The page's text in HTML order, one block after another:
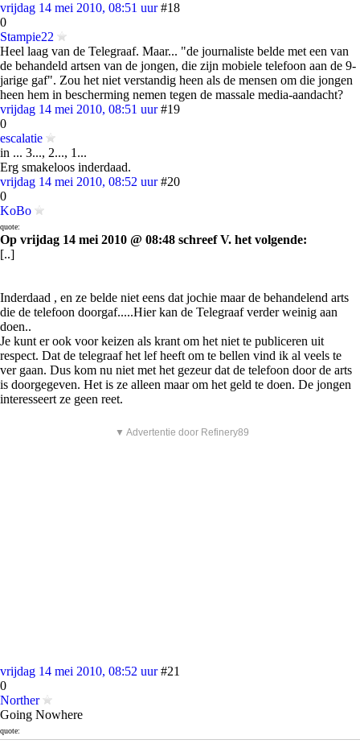
vrijdag 14 mei 2010, 08:51 uur #18
0
Stampie22
Heel laag van de Telegraaf. Maar... "de journaliste belde met een van
de behandeld artsen van de jongen, die zijn mobiele telefoon aan de 9-
jarige gaf". Zou het niet verstandig heen als de mensen om die jongen
heen hem in bescherming nemen tegen de massale media-aandacht?
vrijdag 14 mei 2010, 08:51 uur #19
0
escalatie
in ... 3..., 2..., 1...
Erg smakeloos inderdaad.
vrijdag 14 mei 2010, 08:52 uur #20
0
KoBo
quote:
Op vrijdag 14 mei 2010 @ 08:48 schreef V. het volgende:
[..]
Inderdaad , en ze belde niet eens dat jochie maar de behandelend arts
die de telefoon doorgaf.....Hier kan de Telegraaf verder weinig aan
doen..
Je kunt er ook voor keizen als krant om het niet te publiceren uit
respect. Dat de telegraaf het lef heeft om te bellen vind ik al veels te
ver gaan. Dus kom nu niet met het gezeur dat de telefoon door de arts
is doorgegeven. Het is ze alleen maar om het geld te doen. De jongen
interesseert ze geen reet.
▼ Advertentie door Refinery89
vrijdag 14 mei 2010, 08:52 uur #21
0
Norther
Going Nowhere
quote:
en dat hij nog niet is ingelicht over de dood van zijn ouders en broertje.